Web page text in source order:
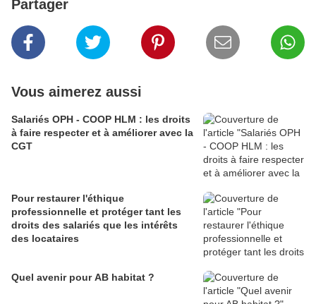
Partager
Vous aimerez aussi
Salariés OPH - COOP HLM : les droits
à faire respecter et à améliorer avec la
CGT
Pour restaurer l'éthique
professionnelle et protéger tant les
droits des salariés que les intérêts
des locataires
Quel avenir pour AB habitat ?